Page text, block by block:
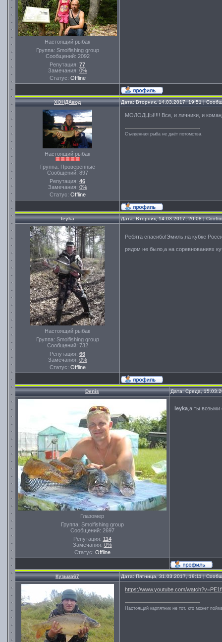
Настоящий рыбак
Группа: Smolfishing group
Сообщений: 2092
Репутация: 77
Замечания: 0%
Статус: Offline
ХОНДАвод Дата: Вторник, 14.03.2017, 19:51 |
Настоящий рыбак
Группа: Проверенные
Сообщений: 897
Репутация: 46
Замечания: 0%
Статус: Offline
МОЛОДЦЫ!!!! Все, и личники, и
Съеденная рыба не даёт потомства.
leyka Дата: Вторник, 14.03.2017, 20:08 |
Настоящий рыбак
Группа: Smolfishing group
Сообщений: 732
Репутация: 66
Замечания: 0%
Статус: Offline
Ребята спасибо!Эмиль,на кубке
рядом не было,а на соревнованиях
Denis Дата: Среда,
Глазомер
Группа: Smolfishing group
Сообщений: 2697
Репутация: 114
Замечания: 0%
Статус: Offline
leyka ,а ты
Кузьма67 Дата: Пятница, 31.03.2017, 19:11 |
https://www.youtube.com/
Настоящий карпятник не тот, кто может